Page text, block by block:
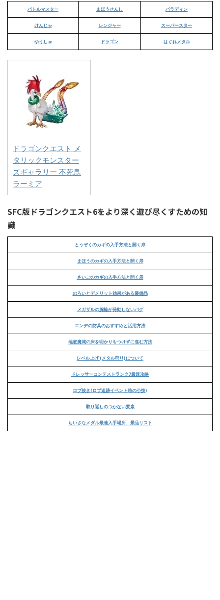
バトルマスター まほうせんし パラディン
けんじゃ レンジャー スーパースター
ゆうしゃ ドラゴン はぐれメタル
ドラゴンクエスト メ
タリックモンスター
ズギャラリー 不死鳥
ラーミア
SFC版ドラゴンクエスト6をより深く遊び尽くすための知
識
とうぞくのカギの入手方法と開く扉
まほうのカギの入手方法と開く扉
さいごのカギの入手方法と開く扉
のろいとデメリット効果がある装備品
メガザルの腕輪が発動しないバグ
エンデの防具のおすすめと活用方法
地底魔城の床を明かりをつけずに進む方法
レベル上げ (メタル狩り)について
ドレッサーコンテストランク7最速攻略
ロブ抜き(ロブ追跡イベント時の小技)
取り返しのつかない要素
ちいさなメダル最速入手場所、景品リスト